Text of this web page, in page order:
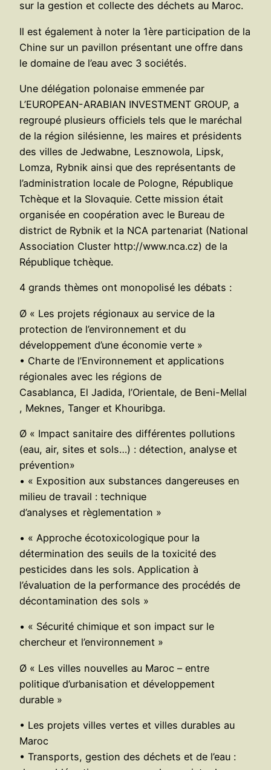
sur la gestion et collecte des déchets au Maroc.
Il est également à noter la 1ère participation de la
Chine sur un pavillon présentant une offre dans
le domaine de l’eau avec 3 sociétés.
Une délégation polonaise emmenée par
L’EUROPEAN-ARABIAN INVESTMENT GROUP, a
regroupé plusieurs officiels tels que le maréchal
de la région silésienne, les maires et présidents
des villes de Jedwabne, Lesznowola, Lipsk,
Lomza, Rybnik ainsi que des représentants de
l’administration locale de Pologne, République
Tchèque et la Slovaquie. Cette mission était
organisée en coopération avec le Bureau de
district de Rybnik et la NCA partenariat (National
Association Cluster http://www.nca.cz) de la
République tchèque.
4 grands thèmes ont monopolisé les débats :
Ø « Les projets régionaux au service de la
protection de l’environnement et du
développement d’une économie verte »
• Charte de l’Environnement et applications
régionales avec les régions de
Casablanca, El Jadida, l’Orientale, de Beni-Mellal
, Meknes, Tanger et Khouribga.
Ø « Impact sanitaire des différentes pollutions
(eau, air, sites et sols…) : détection, analyse et
prévention»
• « Exposition aux substances dangereuses en
milieu de travail : technique
d’analyses et règlementation »
• « Approche écotoxicologique pour la
détermination des seuils de la toxicité des
pesticides dans les sols. Application à
l’évaluation de la performance des procédés de
décontamination des sols »
• « Sécurité chimique et son impact sur le
chercheur et l’environnement »
Ø « Les villes nouvelles au Maroc – entre
politique d’urbanisation et développement
durable »
• Les projets villes vertes et villes durables au
Maroc
• Transports, gestion des déchets et de l’eau :